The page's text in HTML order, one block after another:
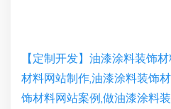
【定制开发】油漆涂料装饰
材料网站制作,油漆涂料装饰
饰材料网站案例,做油漆涂料